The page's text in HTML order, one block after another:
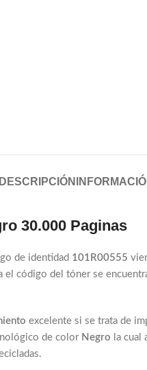
DESCRIPCIÓN
30.000 Paginas
de identidad 101R00555
el código del tóner se
excelente si se trata de
de color Negro la cual